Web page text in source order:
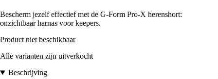
Bescherm jezelf effectief met de G-Form Pro-X herenshort:
onzichtbaar harnas voor keepers.
Product niet beschikbaar
Alle varianten zijn uitverkocht
Beschrijving